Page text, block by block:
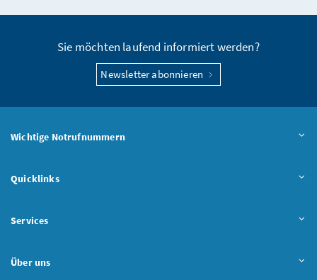
Sie möchten laufend informiert werden?
Newsletter abonnieren
Wichtige Notrufnummern
Quicklinks
Services
Über uns